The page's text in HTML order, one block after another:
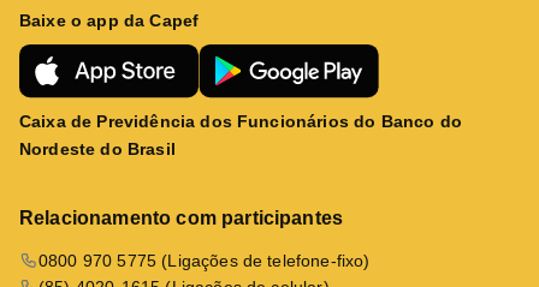
Baixe o app da Capef
Caixa de Previdência dos Funcionários do Banco do
Nordeste do Brasil
Relacionamento com participantes
0800 970 5775 (Ligações de telefone-fixo)